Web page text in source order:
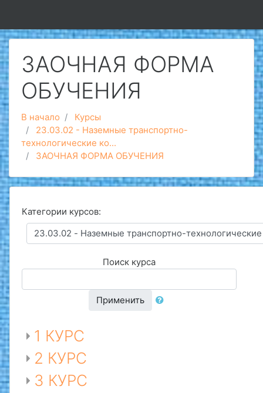
ЗАОЧНАЯ ФОРМА
ОБУЧЕНИЯ
В начало
Курсы
23.03.02 - Наземные транспортно-
технологические ко...
ЗАОЧНАЯ ФОРМА ОБУЧЕНИЯ
Категории курсов:
Поиск курса
Применить
1 КУРС
2 КУРС
3 КУРС